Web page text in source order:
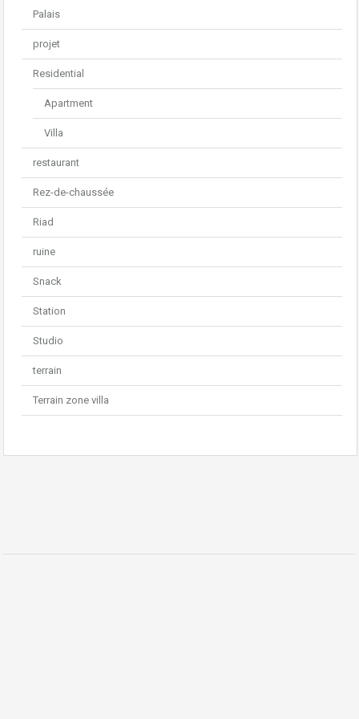
Palais
projet
Residential
Apartment
Villa
restaurant
Rez-de-chaussée
Riad
ruine
Snack
Station
Studio
terrain
Terrain zone villa